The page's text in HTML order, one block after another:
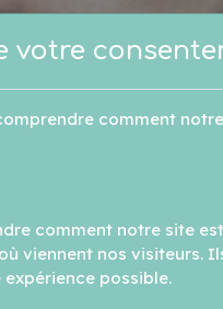
votre
comment
comment notre site
viennent nos visiteurs.
possible.